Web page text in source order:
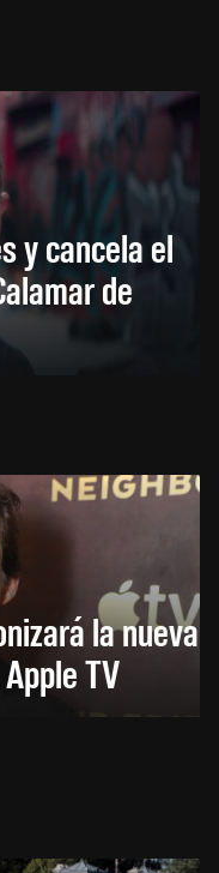
y cancela el
de
la nueva
TV